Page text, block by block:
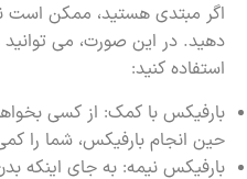
اگر مبتدی هستید، ممکن است
دهید. در این صورت، می
استفاده کنید:
بارفیکس با کمک: از کسی
حین انجام بارفیکس، شما را
بارفیکس نیمه: به جای اینکه